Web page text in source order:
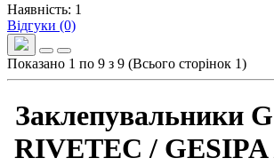
Наявність: 1
Відгуки (0)
Показано 1 по 9 з 9 (Всього сторінок 1)
Заклепувальники
RIVETEC / GESIPA